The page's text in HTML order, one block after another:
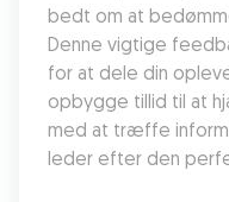
bedt om at
Denne vigtige
for at dele din
opbygge tillid til at
med at træffe
leder efter den